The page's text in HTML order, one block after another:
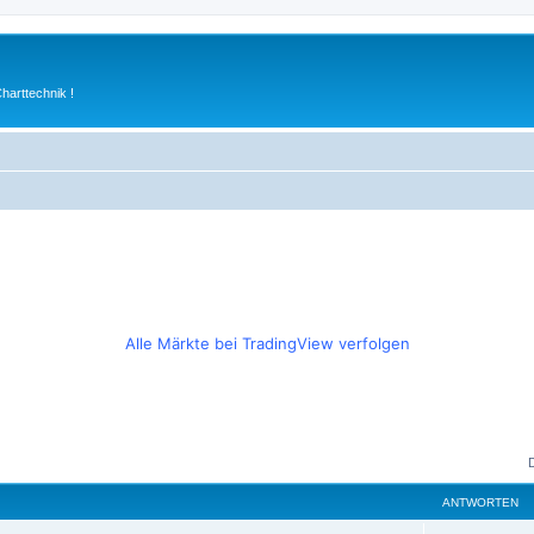
!
Alle Märkte bei TradingView verfolgen
ANTWORTEN